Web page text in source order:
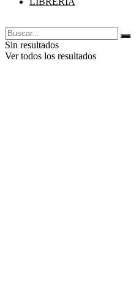
Sin resultados
Ver todos los resultados